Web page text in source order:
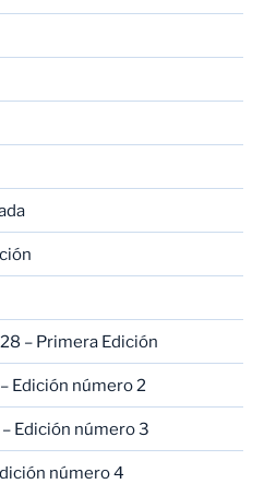
– Primera Edición
Edición número 2
Edición número 3
número 4